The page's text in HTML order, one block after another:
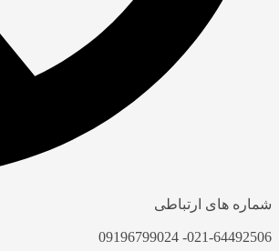
شماره های ارتباطی
021-64492506- 09196799024